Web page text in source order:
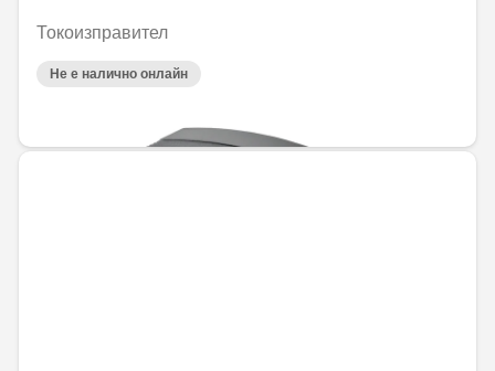
Токоизправител
Не е налично онлайн